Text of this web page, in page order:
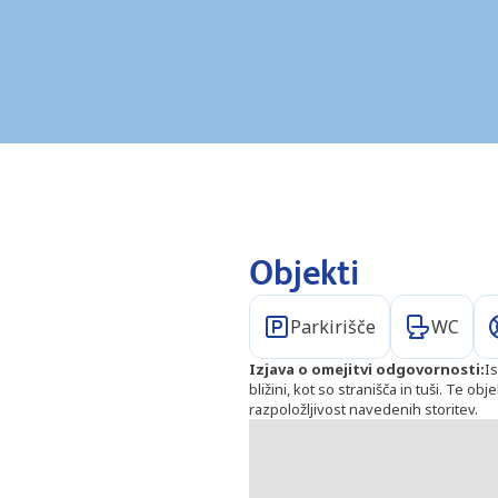
Objekti
Parkirišče WC
Izjava o omejitvi odgovornosti:
bližini, kot so stranišča in tuši. Te
razpoložljivost navedenih storitev.